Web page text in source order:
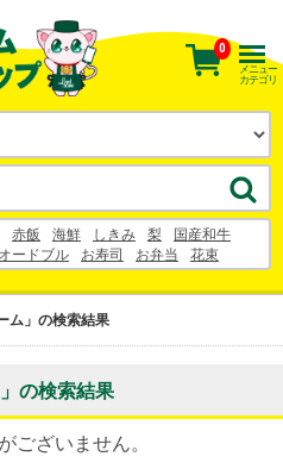
赤飯 海鮮 しきみ 梨
国産和牛
オードブル お寿司 お弁当
花束
ケーキ 刺身 うなぎ 梨 寿司
幸水
ーム
ヨーグルト
0
メニュー
カテゴリ
ム」の検索結果
の検索結果
ございません。